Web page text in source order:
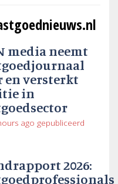
media neemt
en versterkt
in
ago gepubliceerd
2026: